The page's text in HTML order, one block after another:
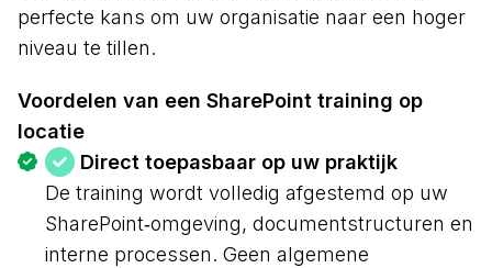
perfecte kans om uw organisatie naar een hoger
niveau te tillen.
Voordelen van een SharePoint training op
locatie
Direct toepasbaar op uw praktijk
De training wordt volledig afgestemd op uw
SharePoint‑omgeving, documentstructuren en
interne processen. Geen algemene